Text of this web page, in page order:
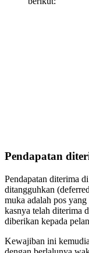
Pendapatan
Pendapatan diterima
ditangguhkan
muka adalah pos
kasnya telah diterima
diberikan kepada
Kewajiban ini